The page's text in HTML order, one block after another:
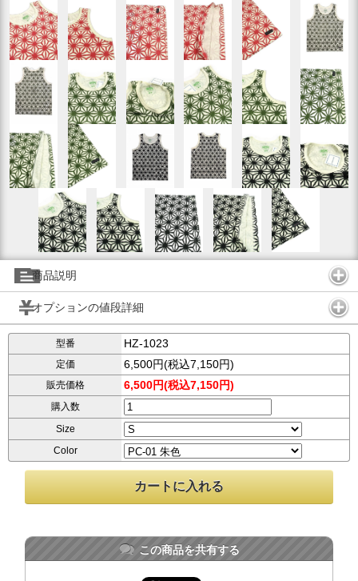
商品説明
オプションの値段詳細
型番 HZ-1023
定価 6,500円(税込7,150円)
販売価格 6,500円(税込7,150円)
購入数
Size
Color
この商品を共有する